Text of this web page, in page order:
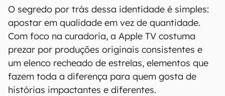
O segredo por trás dessa identidade é simples:
apostar em qualidade em vez de quantidade.
Com foco na curadoria, a Apple TV costuma
prezar por produções originais consistentes e
um elenco recheado de estrelas, elementos que
fazem toda a diferença para quem gosta de
histórias impactantes e diferentes.